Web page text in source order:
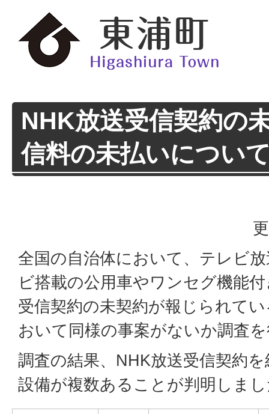
NHK放送受信契約の
信料の未払いについ
全国の自治体において、テレビ
ビ搭載の公用車やワンセグ機能
受信契約の未契約が報じられて
おいて同様の事案がないか調査
調査の結果、NHK放送受信契約
設備が複数あることが判明しま